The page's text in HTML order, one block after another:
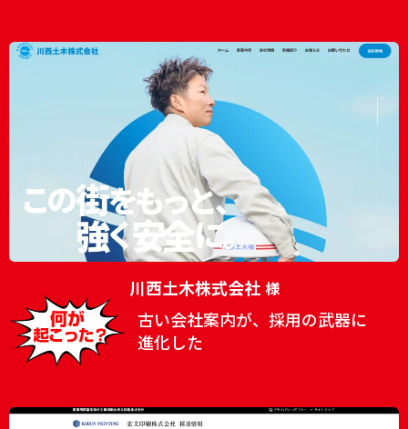
川西土木株式会社 様
古い会社案内が、採用の武器に
進化した